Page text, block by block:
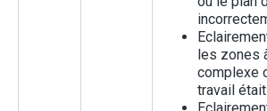
les zones
complexe
travail